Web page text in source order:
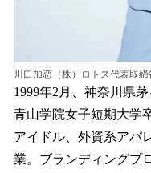
川口加恋（株）ロトス代表取締
1999年2月、神奈川県茅
青山学院女子短期大学
アイドル、外資系アパ
業。ブランディングプ